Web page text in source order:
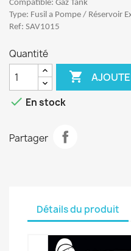
Compatible: Gaz Tank
Type: Fusil a Pompe / Réservoir
Ref: SAV1015
Quantité

 En stock
Partager
Détails du produit